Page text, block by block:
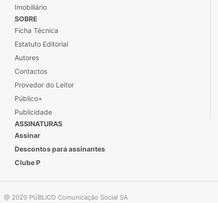
Imobiliário
SOBRE
Ficha Técnica
Estatuto Editorial
Autores
Contactos
Provedor do Leitor
Público+
Publicidade
ASSINATURAS
Assinar
Descontos para assinantes
Clube P
@ 2020 PÚBLICO Comunicação Social SA